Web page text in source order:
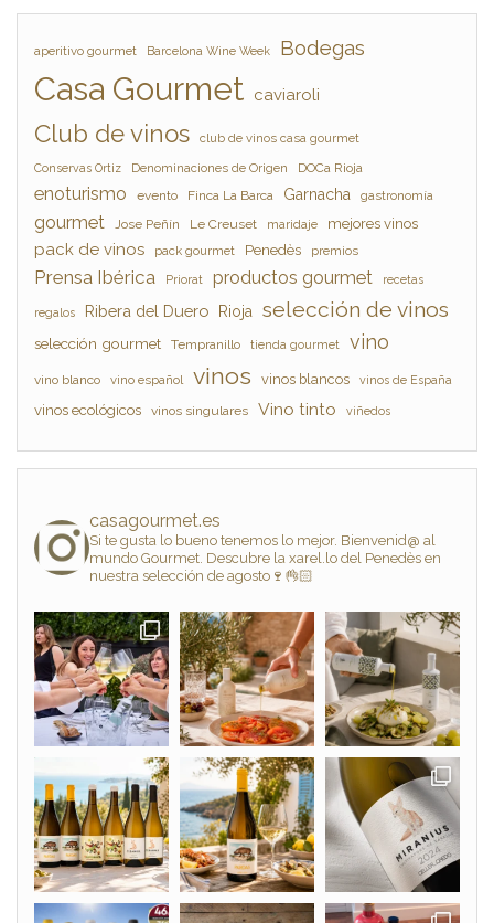
aperitivo gourmet Barcelona Wine Week Bodegas
Casa Gourmet caviaroli
Club de vinos club de vinos casa gourmet
Conservas Ortiz Denominaciones de Origen DOCa Rioja
enoturismo evento Finca La Barca Garnacha gastronomía
gourmet Jose Peñín Le Creuset maridaje mejores vinos
pack de vinos pack gourmet Penedès premios
Prensa Ibérica Priorat productos gourmet recetas
regalos Ribera del Duero Rioja selección de vinos
selección gourmet Tempranillo tienda gourmet vino
vino blanco vino español vinos vinos blancos vinos de España
vinos ecológicos vinos singulares Vino tinto viñedos
casagourmet.es
Si te gusta lo bueno tenemos lo mejor. Bienvenid@ al
mundo Gourmet. Descubre la xarel.lo del Penedès en
nuestra selección de agosto🍷👌🏻